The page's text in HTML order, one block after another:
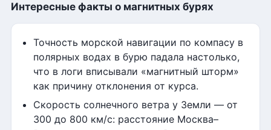
Интересные факты о магнитных бурях
Точность морской навигации по компасу в
полярных водах в бурю падала настолько,
что в логи вписывали «магнитный шторм»
как причину отклонения от курса.
Скорость солнечного ветра у Земли — от
300 до 800 км/с: расстояние Москва–